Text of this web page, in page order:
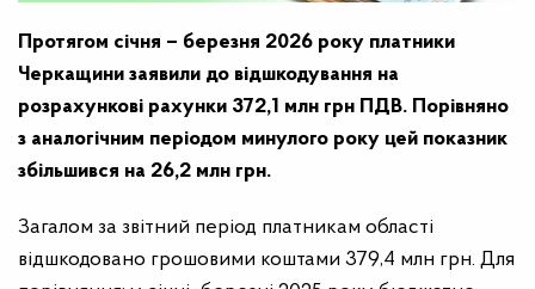
Протягом січня – березня 2026 року платники
Черкащини заявили до відшкодування на
розрахункові рахунки 372,1 млн грн ПДВ. Порівняно
з аналогічним періодом минулого року цей показник
збільшився на 26,2 млн грн.
Загалом за звітний період платникам області
відшкодовано грошовими коштами 379,4 млн грн. Для